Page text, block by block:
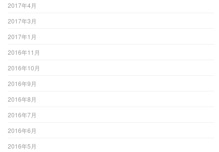
2017年4月
2017年3月
2017年1月
2016年11月
2016年10月
2016年9月
2016年8月
2016年7月
2016年6月
2016年5月